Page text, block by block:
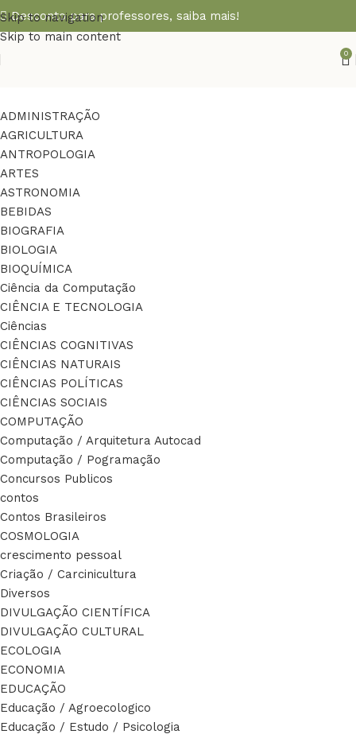
Skip to navigation
Skip to main content
Desconto para professores, saiba mais!
0
ADMINISTRAÇÃO
AGRICULTURA
ANTROPOLOGIA
ARTES
ASTRONOMIA
BEBIDAS
BIOGRAFIA
BIOLOGIA
BIOQUÍMICA
Ciência da Computação
CIÊNCIA E TECNOLOGIA
Ciências
CIÊNCIAS COGNITIVAS
CIÊNCIAS NATURAIS
CIÊNCIAS POLÍTICAS
CIÊNCIAS SOCIAIS
COMPUTAÇÃO
Computação / Arquitetura Autocad
Computação / Pogramação
Concursos Publicos
contos
Contos Brasileiros
COSMOLOGIA
crescimento pessoal
Criação / Carcinicultura
Diversos
DIVULGAÇÃO CIENTÍFICA
DIVULGAÇÃO CULTURAL
ECOLOGIA
ECONOMIA
EDUCAÇÃO
Educação / Agroecologico
Educação / Estudo / Psicologia